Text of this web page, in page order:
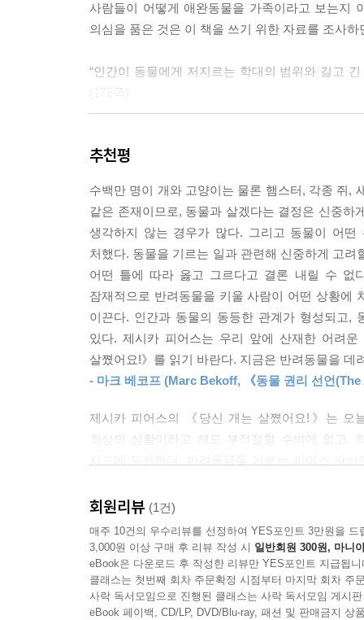
사람들이 어떻게 애완동물을 가족이라고 보는지
의심을 품은 것은 이 책을 쓰기 위한 자료를 조사
“인간이 동물에게 저지르는 학대의 범위와 길고
일부이며, 완벽한 가정이라면 인간이 아닌 가족 구
동물을 진정으로 사랑한다면 동물을 기르는
들여다보고, 반려동물 기르기가 윤리적인 행동
동물에 대해 어떤 결정을 내릴 때 좀 더 조심스러
이 책은 다음과 같이 구성됐다.
1장 ‘애완동물에 대해 생각하기’는 애완동물을 기
2장 ‘애완동물과 함께 살기’에서는 가정과 이웃의
3장 ‘애완동물에 대해 걱정하기’는 애완동물을
다룬다.
결론에 해당하는 4장 ‘애완동물 돌보기’에서는
윤리적인 애완동물 기르기는 어떤 모습이어야 하
추천평
수백만 명이 개와 고양이는 물론 햄스터, 각종 쥐,
같은 존재이므로, 동물과 살겠다는 결정은 신중
생각하지 않는 경우가 많다. 그리고 동물이 어
처했다. 동물을 기르는 일과 관련해 신중하게 고
어떤 틀에 따라 옳고 그르다고 결론 내릴 수 없
잠재적으로 반려동물을 키울 사람이 어떤 상황에
이끈다. 인간과 동물의 동등한 관계가 형성되고,
있다. 제시카 피어스는 우리 앞에 산재한 어려
살쪘어요!》를 읽기 바란다. 지금은 반려동물을
- 마크 베코프 (Marc Bekoff, 《동물 권리 선언
제시카 피어스의 《당신 개는 살쪘어요!》는 오
최상의 상황이라고 해도 부적절할 수밖에 없고,
데려오려는 사람은 반드시 이 책을 읽어야 한다.
- 마크 데르 (Mark Derr, 《Dog’s Best Friend(개
우리가 보살피는 개, 고양이, 토끼, 금붕어 등에게
심오하면서 중요한 윤리적 문제를 발견할 것이
건강하게 살 수 있는 방법을 모색하는 이 책은 내
회원리뷰 (1건)
매주 10건의 우수리뷰를 선정하여 YES포인트 3만원을 드
3,000원 이상 구매 후 리뷰 작성 시 일반회원 300원, 마니
eBook은 다운로드 후 작성한 리뷰만 YES포인트 지급됩니
클래스는 첫번째 회차 주문확정 시점부터 마지막 회차 주
사락 독서모임으로 진행된 클래스는 사락 독서모임 게시
eBook 페이백, CD/LP, DVD/Blu-ray, 패션 및 판매금지 상